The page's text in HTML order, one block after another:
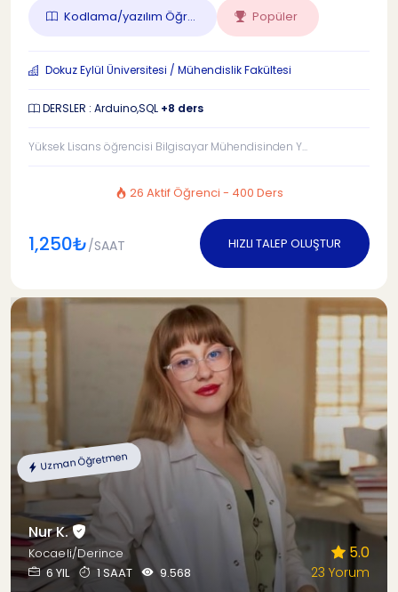
Kodlama/yazılım Öğr... Popüler
Dokuz Eylül Üniversitesi / Mühendislik Fakültesi
DERSLER : Arduino,SQL +8 ders
Yüksek Lisans öğrencisi Bilgisayar Mühendisinden Y...
26 Aktif Öğrenci - 400 Ders
1,250₺/SAAT HIZLI TALEP OLUŞTUR
Uzman Öğretmen
Nur K.
Kocaeli/Derince
6 YIL
1 SAAT 9.568
5.0
23 Yorum